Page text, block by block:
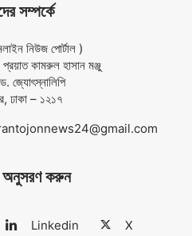
সম্পর্কে
নিউজ পোর্টাল )
প্রয়াত কামরুল হাসান মঞ্জু
জ্যোৎস্নালিপি
ঢাকা – ১২১৭
অনুসরণ করুন
Linkedin X